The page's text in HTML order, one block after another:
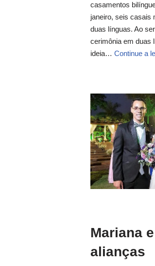
casamentos
janeiro, seis casais
duas línguas. Ao
cerimônia em duas
ideia… Continue a
Mariana
alianças